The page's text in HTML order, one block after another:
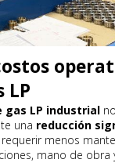
LP
gas LP industrial
una reducción
menos
mano de